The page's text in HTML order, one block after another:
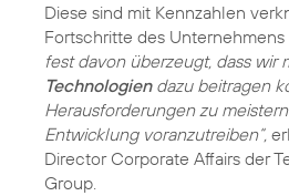
Diese sind mit Kennzahlen
Fortschritte des Unternehmens
fest davon überzeugt, dass wir
Technologiendazu beitragen
Herausforderungen zu
Entwicklung voranzutreiben“,
Director Corporate Affairs der
Group.